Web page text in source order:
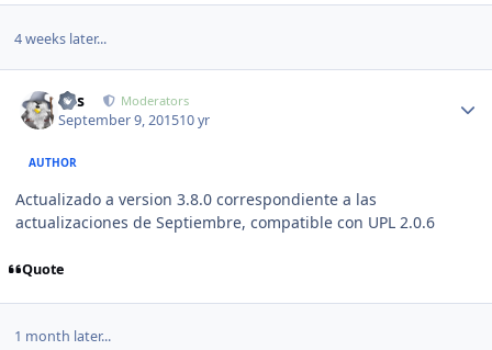
4 weeks later...
luis Moderators
September 9, 201510 yr
AUTHOR
Actualizado a version 3.8.0 correspondiente a las
actualizaciones de Septiembre, compatible con UPL 2.0.6
Quote
1 month later...